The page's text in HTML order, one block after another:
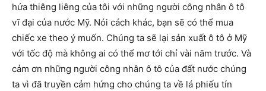
hứa thiêng liêng của tôi với những người công nhân ô tô
vĩ đại của nước Mỹ. Nói cách khác, bạn sẽ có thể mua
chiếc xe theo ý muốn. Chúng ta sẽ lại sản xuất ô tô ở Mỹ
với tốc độ mà không ai có thể mơ tới chỉ vài năm trước. Và
cảm ơn những người công nhân ô tô của đất nước chúng
ta vì đã truyền cảm hứng cho chúng ta về lá phiếu tín